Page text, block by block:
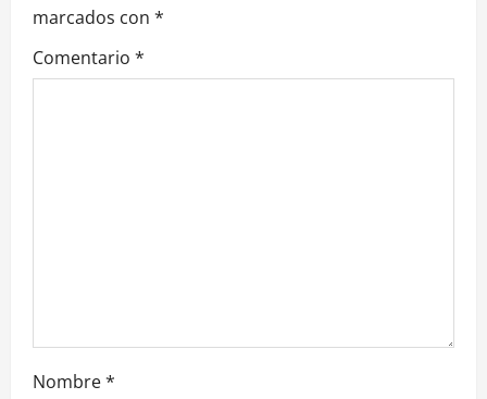
ó
n
r
marcados con *
Comentario *
Nombre*